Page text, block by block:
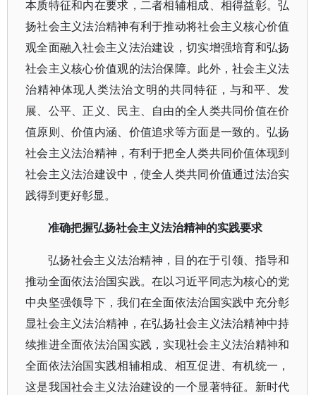
本质特征和内在要求，二者相辅相成、相得益彰。弘
扬社会主义法治精神有利于推动将社会主义核心价值
观全面融入社会主义法治建设，切实增强培育和弘扬
社会主义核心价值观的法治保障。此外，社会主义法
治精神体现人类法治文明的共同特征，与和平、发
展、公平、正义、民主、自由的全人类共同价值在价
值原则、价值内涵、价值追求等方面是一致的。弘扬
社会主义法治精神，有利于把全人类共同价值体现到
社会主义法治建设中，使全人类共同价值通过法治实
践得到更好彰显。
准确把握弘扬社会主义法治精神的实践要求
弘扬社会主义法治精神，目的在于引领、指导和
推动全面依法治国实践。在以习近平同志为核心的党
中央坚强领导下，我们在全面依法治国实践中充分彰
显社会主义法治精神，在弘扬社会主义法治精神中持
续推进全面依法治国实践，实现社会主义法治精神和
全面依法治国实践相辅相成、相互促进、有机统一，
这是我国社会主义法治建设的一个显著特征。新时代